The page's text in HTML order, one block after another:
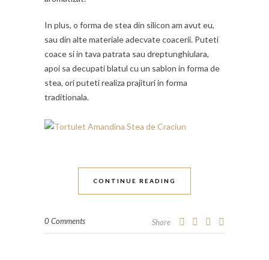
In plus, o forma de stea din silicon am avut eu,
sau din alte materiale adecvate coacerii. Puteti
coace si in tava patrata sau dreptunghiulara,
apoi sa decupati blatul cu un sablon in forma de
stea, ori puteti realiza prajituri in forma
traditionala.
CONTINUE READING
0 Comments Share